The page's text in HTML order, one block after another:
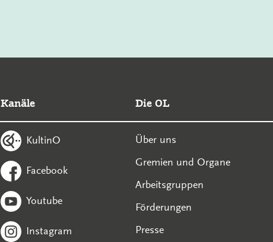
Kanäle
KultinO
Facebook
Youtube
Instagram
Die OL
Über uns
Gremien und Organe
Arbeitsgruppen
Förderungen
Presse